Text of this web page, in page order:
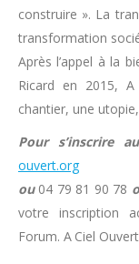
construire ». La
transformation
Après l’appel à la
Ricard en 2015,
chantier, une
Pour s’inscrire
ouvert.org
ou04 79 81 90 78
votre inscription
Forum. A Ciel